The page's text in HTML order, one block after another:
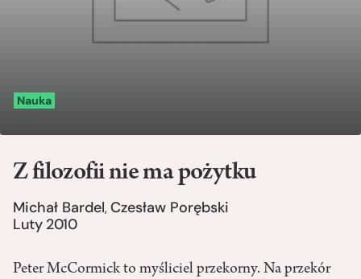
Nauka
Z filozofii nie ma pożytku
Michał Bardel,Czesław Porębski
Luty 2010
Peter McCormick to myśliciel przekorny. Na przekór